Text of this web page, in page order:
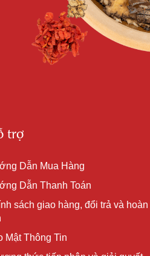
trợ
Dẫn Mua Hàng
Dẫn Thanh Toán
sách giao hàng, đổi trả và hoàn
Mật Thông Tin